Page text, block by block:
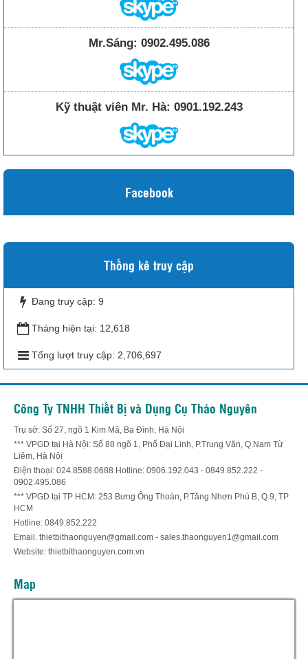
Mr.Sáng: 0902.495.086
Kỹ thuật viên Mr. Hà: 0901.192.243
Facebook
Thống kê truy cập
Đang truy cập: 9
Tháng hiện tại: 12,618
Tổng lượt truy cập: 2,706,697
Công Ty TNHH Thiết Bị và Dụng Cụ Thảo Nguyên
Trụ sở: Số 27, ngõ 1 Kim Mã, Ba Đình, Hà Nội
*** VPGD tại Hà Nội: Số 88 ngõ 1, Phố Đại Linh, P.Trung Văn, Q.Nam Từ
Liêm, Hà Nội
Điện thoại: 024.8588.0688 Hotline: 0906.192.043 - 0849.852.222 -
0902.495.086
*** VPGD tại TP HCM: 253 Bưng Ông Thoàn, P.Tăng Nhơn Phú B, Q.9, TP
HCM
Hotline: 0849.852.222
Email. thietbithaonguyen@gmail.com - sales.thaonguyen1@gmail.com
Website: thietbithaonguyen.com.vn
Map